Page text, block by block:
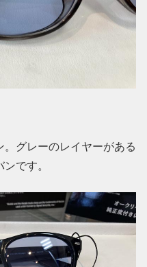
グレーのレイヤーがある
です。